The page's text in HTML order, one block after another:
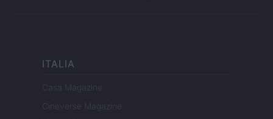
ITALIA
Casa Magazine
Cineverse Magazine